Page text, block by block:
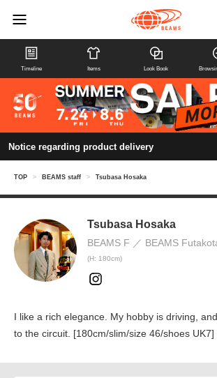
Timeline Items Look Book
Notice regarding product delivery
TOP > BEAMS staff > Tsubasa Hosaka
Tsubasa Hosaka
BEAMS F BEAMS
(H: 180cm)
I like a rich elegance. My hobby is driving,
to the circuit. [180cm/slim/size 46/shoes UK7]